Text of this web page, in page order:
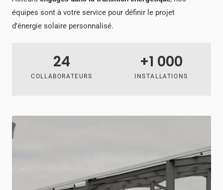
équipes sont à votre service pour définir le projet
d’énergie solaire personnalisé.
COLLABORATEURS
24
INSTALLATIONS
+1 000